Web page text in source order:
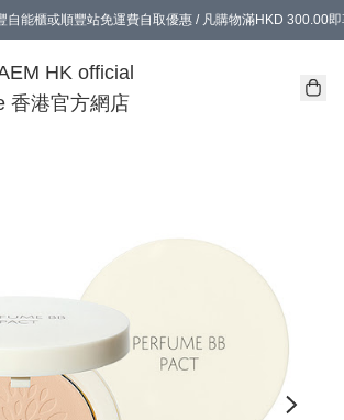
自能櫃或順豐站免運費自取優惠 / 凡購物滿HKD 300.00
HK official
香港官方網店